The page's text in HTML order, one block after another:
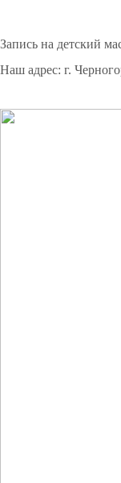
Запись на детский
Наш адрес: г.